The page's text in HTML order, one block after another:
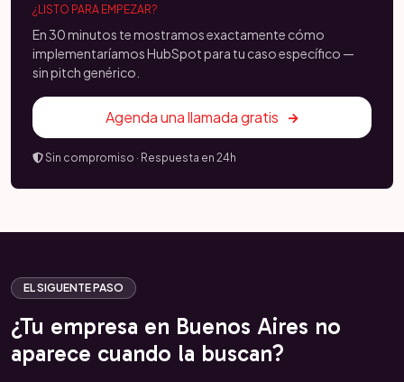
¿LISTO PARA EMPEZAR?
En 30 minutos te mostramos exactamente cómo
implementaríamos HubSpot para tu caso específico —
sin pitch genérico.
Agenda una llamada gratis
Sin compromiso · Respuesta en 24h
EL SIGUENTE PASO
¿Tu empresa en Buenos Aires no
aparece cuando la buscan?